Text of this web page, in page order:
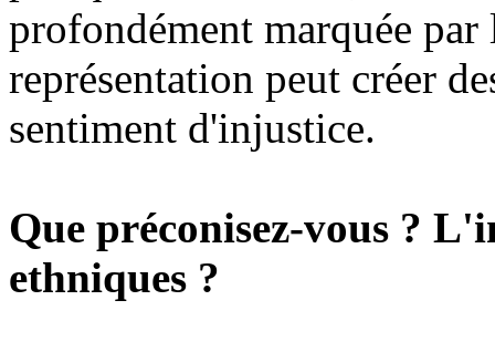
profondément marquée par
représentation peut créer
sentiment d'injustice.
Que préconisez-vous ?
ethniques ?